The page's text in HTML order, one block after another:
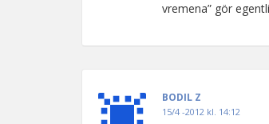
vremena” gör
BODIL Z
15/4 -2012 kl. 14:12